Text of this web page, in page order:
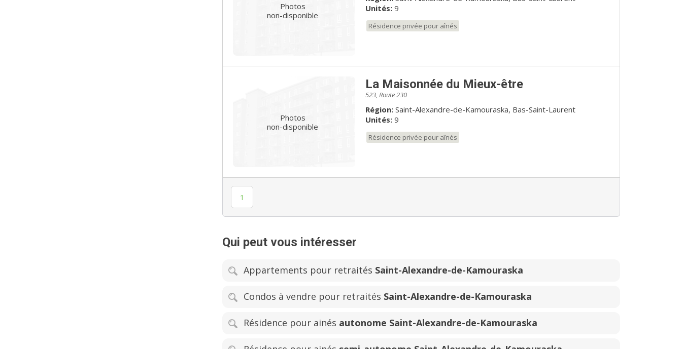
Photos
non-disponible
Unités:9
Résidence privée pour aînés
Photos
non-disponible
La Maisonnée du Mieux-être
523, Route 230
Région: Saint-Alexandre-de-Kamouraska, Bas-Saint-Laurent
Unités:9
Résidence privée pour aînés
1
Qui peut vous intéresser
Appartements pour retraités Saint-Alexandre-de-Kamouraska
Condos à vendre pour retraités Saint-Alexandre-de-Kamouraska
Résidence pour ainés autonome Saint-Alexandre-de-Kamouraska